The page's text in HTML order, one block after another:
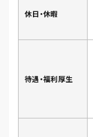
休日・休暇
待遇・福利厚生